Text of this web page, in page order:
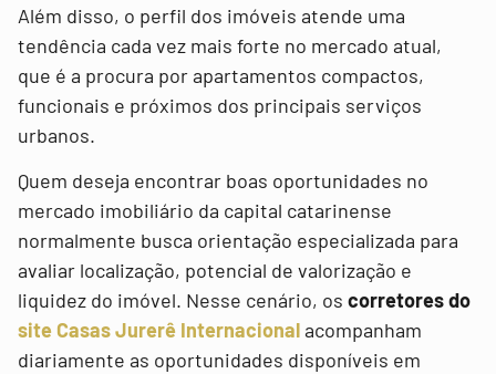
Além disso, o perfil dos imóveis atende uma
tendência cada vez mais forte no mercado atual,
que é a procura por apartamentos compactos,
funcionais e próximos dos principais serviços
urbanos.
Quem deseja encontrar boas oportunidades no
mercado imobiliário da capital catarinense
normalmente busca orientação especializada para
avaliar localização, potencial de valorização e
liquidez do imóvel. Nesse cenário, os corretores do
site Casas Jurerê Internacionalacompanham
diariamente as oportunidades disponíveis em